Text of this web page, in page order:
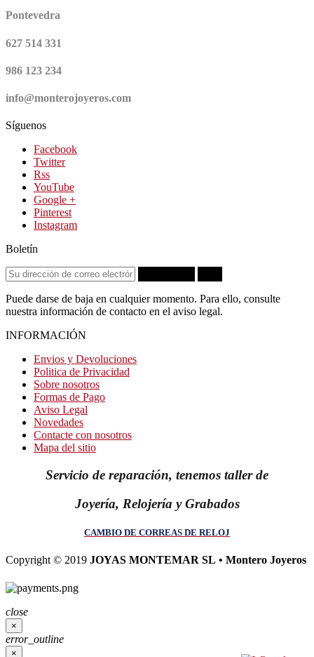
Pontevedra
627 514 331
986 123 234
info@monterojoyeros.com
Síguenos
Facebook
Twitter
Rss
YouTube
Google +
Pinterest
Instagram
Boletín
Puede darse de baja en cualquier momento. Para ello, consulte
nuestra información de contacto en el aviso legal.
INFORMACIÓN
Envios y Devoluciones
Politica de Privacidad
Sobre nosotros
Formas de Pago
Aviso Legal
Novedades
Contacte con nosotros
Mapa del sitio
Servicio de reparación, tenemos taller de
Joyería, Relojería y Grabados
CAMBIO DE CORREAS DE RELOJ
Copyright © 2019 JOYAS MONTEMAR SL • Montero Joyeros
close
×
error_outline
×